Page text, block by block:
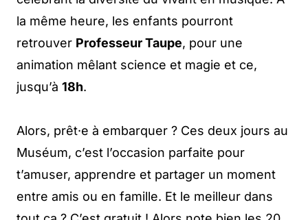
la même heure, les enfants pourront
retrouver Professeur Taupe, pour une
animation mêlant science et magie et ce,
jusqu’à 18h.
Alors, prêt·e à embarquer ? Ces deux jours au
Muséum, c’est l’occasion parfaite pour
t’amuser, apprendre et partager un moment
entre amis ou en famille. Et le meilleur dans